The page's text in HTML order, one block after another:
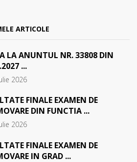
ARTICOLE
LA ANUNTUL NR. 33808 DIN
...
2026
FINALE EXAMEN DE
DIN FUNCTIA ...
2026
FINALE EXAMEN DE
IN GRAD ...